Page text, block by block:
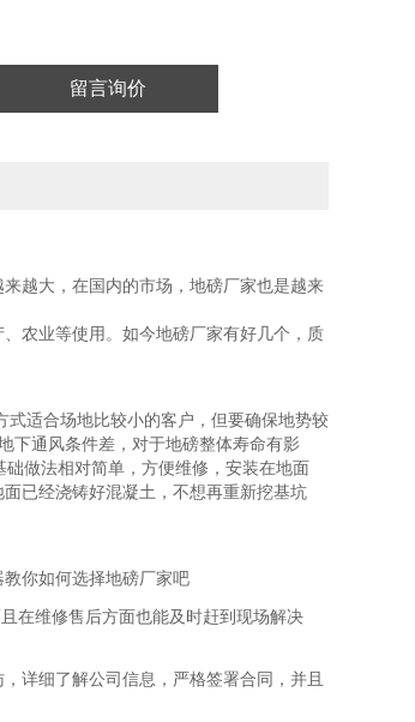
留言询价
越大，在国内的市场，地磅厂家也是越来
农业等使用。如今地磅厂家有好几个，质
式适合场地比较小的客户，但要确保地势较
下通风条件差，对于地磅整体寿命有影
做法相对简单，方便维修，安装在地面
已经浇铸好混凝土，不想再重新挖基坑
教你如何选择地磅厂家吧
在维修售后方面也能及时赶到现场解决
详细了解公司信息，严格签署合同，并且